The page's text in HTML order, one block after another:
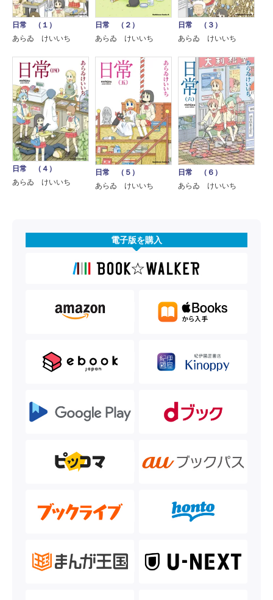
日常 （１）
あらゐ けいいち
日常 （２）
あらゐ けいいち
日常 （３）
あらゐ けいいち
日常 （４）
あらゐ けいいち
日常 （５）
あらゐ けいいち
日常 （６）
あらゐ けいいち
電子版を購入